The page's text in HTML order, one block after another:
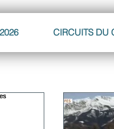
CIRCUITS DU